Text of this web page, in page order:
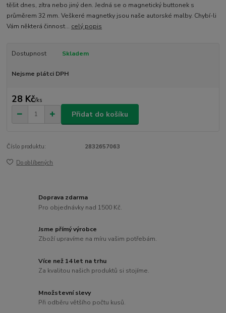
těšit dnes, zítra nebo jiný den. Jedná se o magnetický buttonek s
průměrem 32 mm. Veškeré magnetky jsou naše autorské malby. Chybí-li
Vám některá činnost... celý popis
Dostupnost Skladem
Nejsme plátci DPH
28 Kč/ks
Přidat do košíku
Číslo produktu: 2832657063
Do oblíbených
Doprava zdarma
Pro objednávky nad 1500 Kč.
Jsme přímý výrobce
Zboží upravíme na míru vašim potřebám.
Více než 14 let na trhu
Za kvalitou našich produktů si stojíme.
Množstevní slevy
Při odběru většího počtu kusů.